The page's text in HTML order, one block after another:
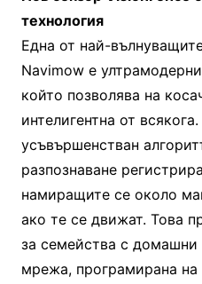
технология
Една от най-
Navimow е
който позволява на
интелигентна от
усъвършенстван
разпознаване
намиращите се около
ако те се движат. Това
за семейства с
мрежа, програмирана на